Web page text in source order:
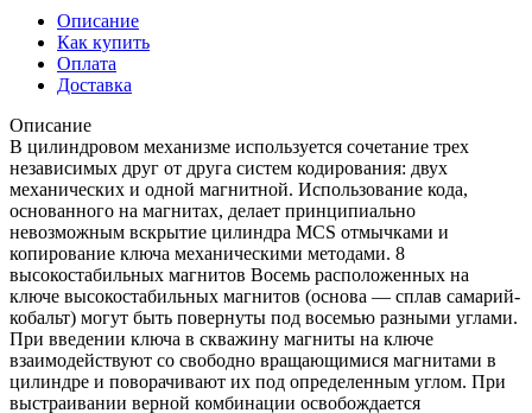
Описание
Как купить
Оплата
Доставка
Описание
В цилиндровом механизме используется сочетание трех
независимых друг от друга систем кодирования: двух
механических и одной магнитной. Использование кода,
основанного на магнитах, делает принципиально
невозможным вскрытие цилиндра MCS отмычками и
копирование ключа механическими методами. 8
высокостабильных магнитов Восемь расположенных на
ключе высокостабильных магнитов (основа — сплав самарий-
кобальт) могут быть повернуты под восемью разными углами.
При введении ключа в скважину магниты на ключе
взаимодействуют со свободно вращающимися магнитами в
цилиндре и поворачивают их под определенным углом. При
выстраивании верной комбинации освобождается